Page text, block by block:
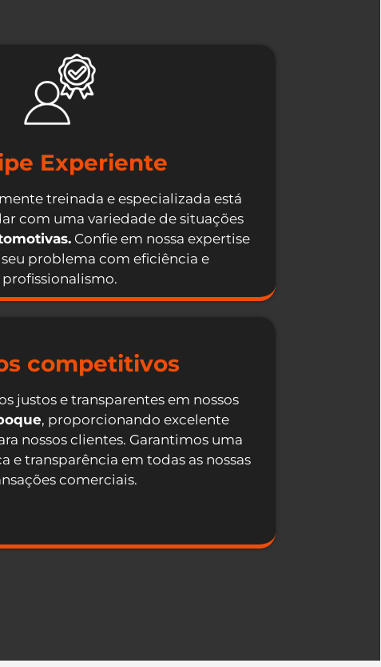
Experiente
treinada e especializada está
com uma variedade de situações
Confie em nossa expertise
problema com eficiência e
profissionalismo.
competitivos
justos e transparentes em nossos
, proporcionando excelente
nossos clientes. Garantimos uma
e transparência em todas as nossas
comerciais.